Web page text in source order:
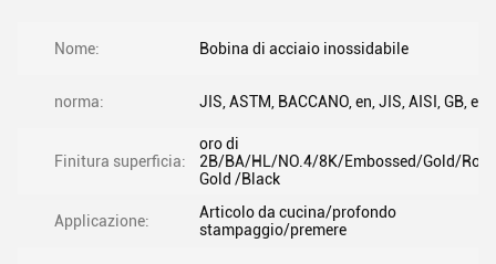
Nome: Bobina di acciaio inossidabile
norma: JIS, ASTM, BACCANO, en, JIS, AISI, GB, ecc
Finitura superficia:
oro di
2B/BA/HL/NO.4/8K/Embossed/Gold/Rose
Gold /Black
Applicazione:
Articolo da cucina/profondo
stampaggio/premere